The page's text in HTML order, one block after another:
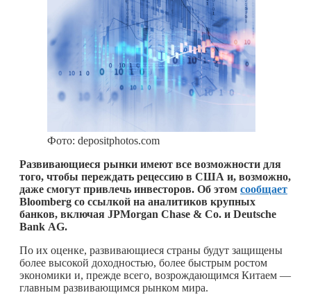
Фото: depositphotos.com
Развивающиеся рынки имеют все возможности для
того, чтобы переждать рецессию в США и, возможно,
даже смогут привлечь инвесторов. Об этом сообщает
Bloomberg со ссылкой на аналитиков крупных
банков, включая JPMorgan Chase & Co. и Deutsche
Bank AG.
По их оценке, развивающиеся страны будут защищены
более высокой доходностью, более быстрым ростом
экономики и, прежде всего, возрождающимся Китаем —
главным развивающимся рынком мира.